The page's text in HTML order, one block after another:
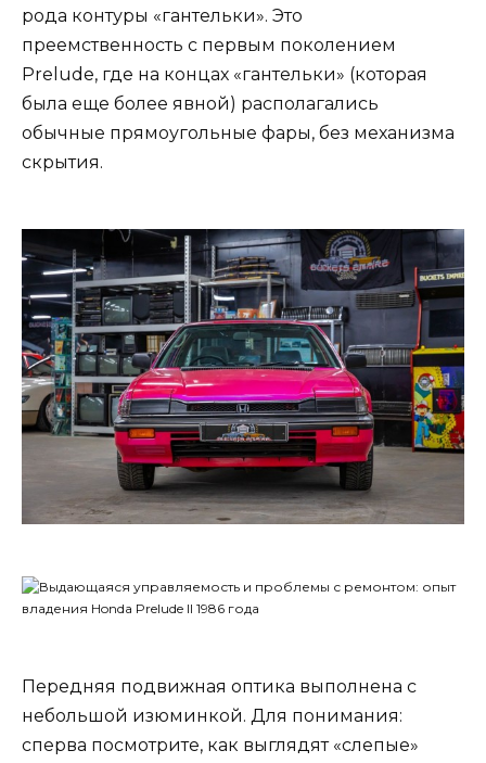
рода контуры «гантельки». Это
преемственность с первым поколением
Prelude, где на концах «гантельки» (которая
была еще более явной) располагались
обычные прямоугольные фары, без механизма
скрытия.
Передняя подвижная оптика выполнена с
небольшой изюминкой. Для понимания:
сперва посмотрите, как выглядят «слепые»